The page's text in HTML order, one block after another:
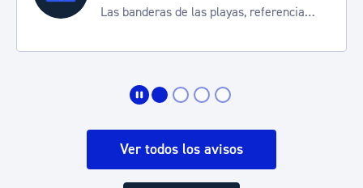
Las banderas de las playas, referencia
Ver todos los avisos